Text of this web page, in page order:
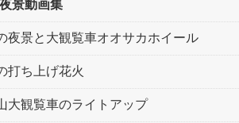
景動画集
夜景と大観覧車オオサカホイール
打ち上げ花火
大観覧車のライトアップ